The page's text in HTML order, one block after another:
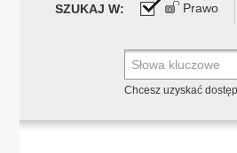
SZUKAJ W: Prawo
Chcesz uzyskać